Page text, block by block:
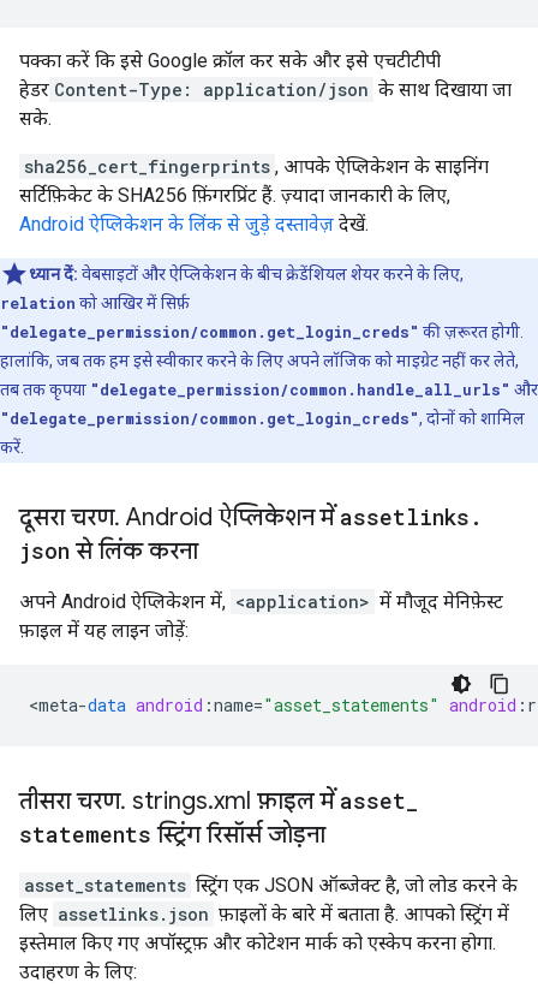
पक्का करें कि इसे Google क्रॉल कर सके और इसे एचटीटीपी
हेडर Content-Type: application/json के साथ दिखाया जा
सके.
sha256_cert_fingerprints , आपके ऐप्लिकेशन के साइनिंग
सर्टिफ़िकेट के SHA256 फ़िंगरप्रिंट हैं. ज़्यादा जानकारी के लिए,
Android ऐप्लिकेशन के लिंक से जुड़े दस्तावेज़ देखें.
ध्यान दें: वेबसाइटों और ऐप्लिकेशन के बीच क्रेडेंशियल शेयर करने के लिए,
relation को आखिर में सिर्फ़
"delegate_permission/common.get_login_creds" की ज़रूरत होगी.
हालांकि, जब तक हम इसे स्वीकार करने के लिए अपने लॉजिक को माइग्रेट नहीं कर लेते,
तब तक कृपया "delegate_permission/common.handle_all_urls" और
"delegate_permission/common.get_login_creds", दोनों को शामिल
करें.
दूसरा चरण. Android ऐप्लिकेशन मेंassetlinks .
json से लिंक करना
अपने Android ऐप्लिकेशन में, <application> में मौजूद मेनिफ़ेस्ट
फ़ाइल में यह लाइन जोड़ें:
<meta-data android :name="asset_statements" android :
तीसरा चरण. strings.xml फ़ाइल मेंasset
statements स्ट्रिंग रिसॉर्स जोड़ना
asset_statements स्ट्रिंग एक JSON ऑब्जेक्ट है, जो लोड करने के
लिए assetlinks.json फ़ाइलों के बारे में बताता है. आपको स्ट्रिंग में
इस्तेमाल किए गए अपॉस्ट्रफ़ और कोटेशन मार्क को एस्केप करना होगा.
उदाहरण के लिए: